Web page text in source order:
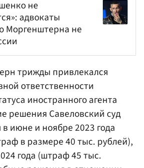
не
адвокаты
Моргенштерна не
трижды привлекался
ответственности
иностранного агента
решения Савеловский суд
июне и ноябре 2023 года
в размере 40 тыс. рублей),
года (штраф 45 тыс.